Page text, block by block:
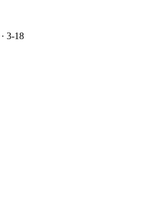
· 3-18